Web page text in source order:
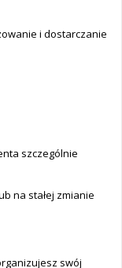
i dostarczanie
szczególnie
na stałej zmianie
swój